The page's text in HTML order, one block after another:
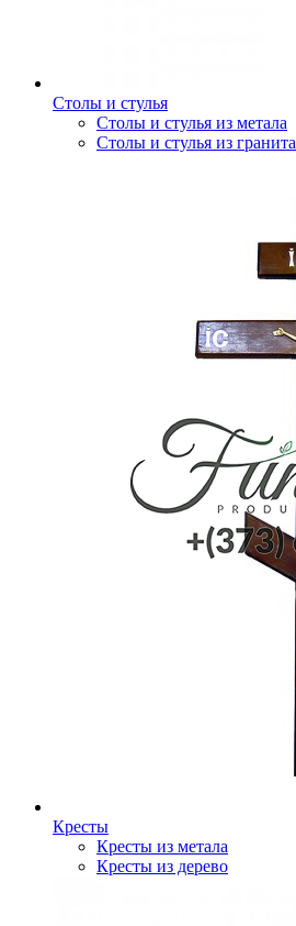
Столы и стулья
Столы и стулья из метала
Столы и стулья из гранита
Кресты
Кресты из метала
Кресты из дерево